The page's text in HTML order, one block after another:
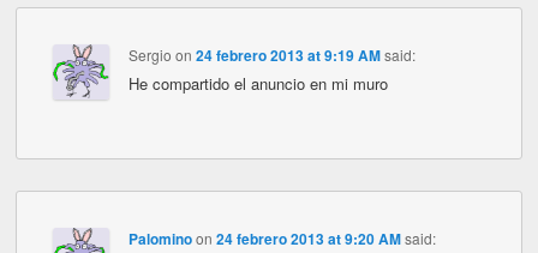
Sergio on 24 febrero 2013 at 9:19 AM said:
He compartido el anuncio en mi muro
Palominoon 24 febrero 2013 at 9:20 AM said: